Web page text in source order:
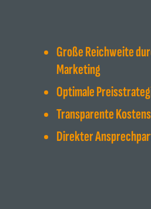
Große Reichweite
Marketing
Optimale
Transparente
Direkter